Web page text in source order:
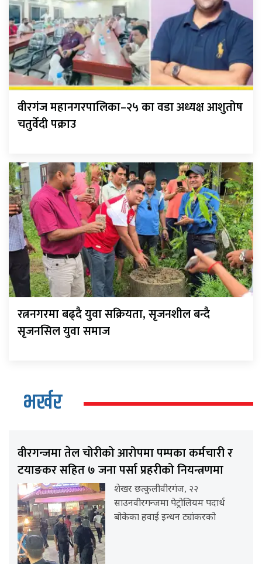
वीरगंज महानगरपालिका–२५ का वडा अध्यक्ष आशुतोष
चतुर्वेदी पक्राउ
रत्ननगरमा बढ्दै युवा सक्रियता, सृजनशील बन्दै
सृजनसिल युवा समाज
भर्खर
वीरगन्जमा तेल चोरीको आरोपमा पम्पका कर्मचारी र
टयाङकर सहित ७ जना पर्सा प्रहरीको नियन्त्रणमा
शेखर छत्कुलीवीरगंज, २२
साउनवीरगन्जमा पेट्रोलियम पदार्थ
बोकेका हवाई इन्धन ट्यांकरको